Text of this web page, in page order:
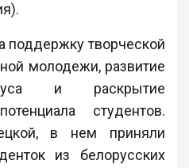
поддержку творческой
молодежи, развитие
и раскрытие
студентов.
в нем приняли
из белорусских